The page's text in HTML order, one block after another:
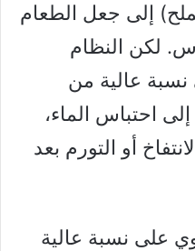
إلى جعل الطعام
لكن النظام
نسبة عالية من
احتباس الماء،
أو التورم بعد
على نسبة عالية